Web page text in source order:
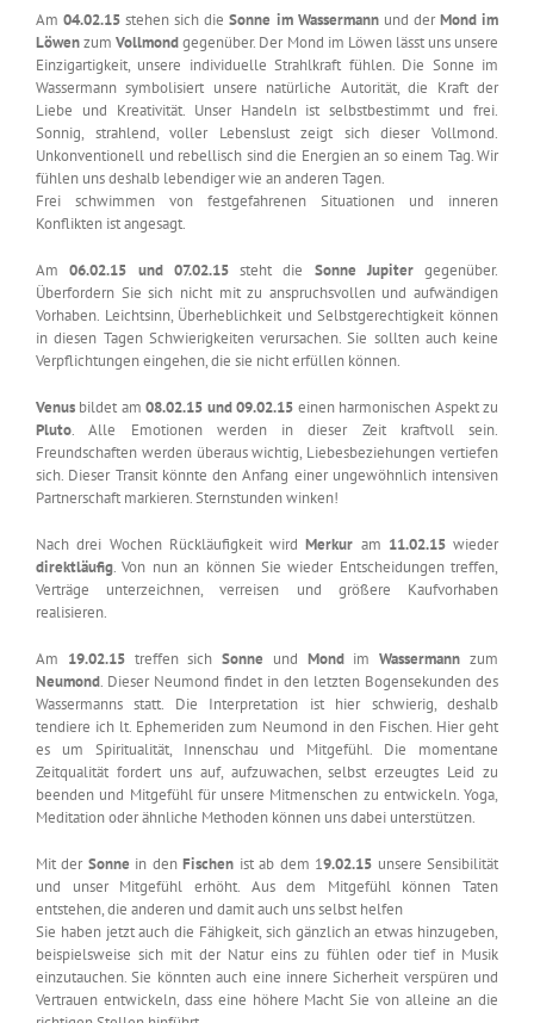
Am04.02.15 stehen sich dieSonne im Wassermannund derMond im
LöwenzumVollmondgegenüber. Der Mond im Löwen lässt uns unsere
Einzigartigkeit, unsere individuelle Strahlkraft fühlen. Die Sonne im
Wassermann symbolisiert unsere natürliche Autorität, die Kraft der
Liebe und Kreativität. Unser Handeln ist selbstbestimmt und frei.
Sonnig, strahlend, voller Lebenslust zeigt sich dieser Vollmond.
Unkonventionell und rebellisch sind die Energien an so einem Tag. Wir
fühlen uns deshalb lebendiger wie an anderen Tagen.
Frei schwimmen von festgefahrenen Situationen und inneren
Konflikten ist angesagt.
Am06.02.15 und 07.02.15steht die Sonne Jupitergegenüber.
Überfordern Sie sich nicht mit zu anspruchsvollen und aufwändigen
Vorhaben. Leichtsinn, Überheblichkeit und Selbstgerechtigkeit können
in diesen Tagen Schwierigkeiten verursachen. Sie sollten auch keine
Verpflichtungen eingehen, die sie nicht erfüllen können.
Venus bildet am08.02.15 und 09.02.15 einen harmonischen Aspekt zu
Pluto. Alle Emotionen werden in dieser Zeit kraftvoll sein.
Freundschaften werden überaus wichtig, Liebesbeziehungen vertiefen
sich. Dieser Transit könnte den Anfang einer ungewöhnlich intensiven
Partnerschaft markieren. Sternstunden winken!
Nach drei Wochen Rückläufigkeit wirdMerkur am 11.02.15wieder
direktläufig. Von nun an können Sie wieder Entscheidungen treffen,
Verträge unterzeichnen, verreisen und größere Kaufvorhaben
realisieren.
Am 19.02.15treffen sichSonne und MondimWassermann zum
Neumond. Dieser Neumond findet in den letzten Bogensekunden des
Wassermanns statt. Die Interpretation ist hier schwierig, deshalb
tendiere ich lt. Ephemeriden zum Neumond in den Fischen. Hier geht
es um Spiritualität, Innenschau und Mitgefühl. Die momentane
Zeitqualität fordert uns auf, aufzuwachen, selbst erzeugtes Leid zu
beenden und Mitgefühl für unsere Mitmenschen zu entwickeln. Yoga,
Meditation oder ähnliche Methoden können uns dabei unterstützen.
Mit der Sonne in denFischen ist ab dem 19.02.15 unsere Sensibilität
und unser Mitgefühl erhöht. Aus dem Mitgefühl können Taten
entstehen, die anderen und damit auch uns selbst helfen
Sie haben jetzt auch die Fähigkeit, sich gänzlich an etwas hinzugeben,
beispielsweise sich mit der Natur eins zu fühlen oder tief in Musik
einzutauchen. Sie könnten auch eine innere Sicherheit verspüren und
Vertrauen entwickeln, dass eine höhere Macht Sie von alleine an die